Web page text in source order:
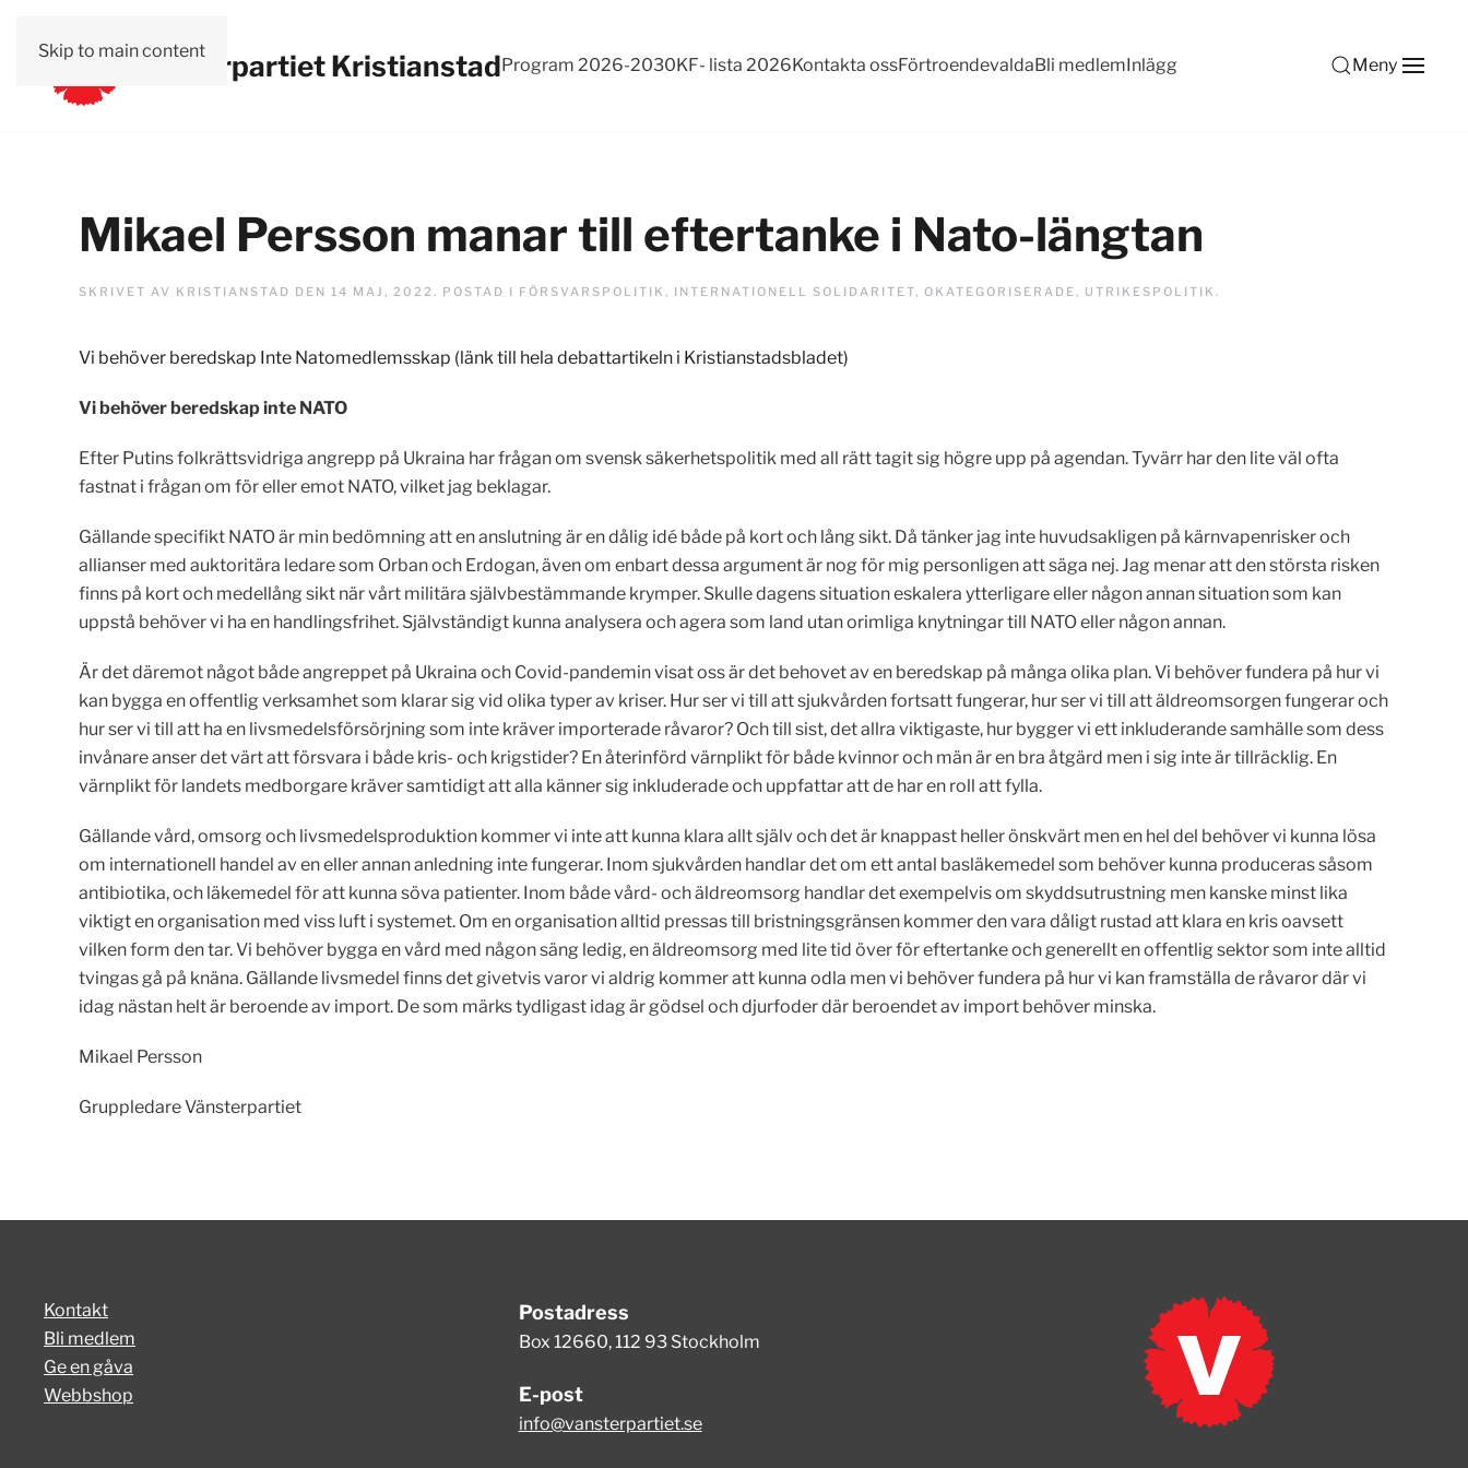
Skip to main contentVänsterpartiet KristianstadProgram 2026-2030KF- lista 2026Kontakta ossFörtroendevaldaBli medlemInlägg Meny
Mikael Persson manar till eftertanke i Nato-längtan
SKRIVET AV KRISTIANSTAD DEN 14 MAJ, 2022 . POSTAD I FÖRSVARSPOLITIK , INTERNATIONELL SOLIDARITET, OKATEGORISERADE, UTRIKESPOLITIK .
Vi behöver beredskap Inte Natomedlemsskap (länk till hela debattartikeln i Kristianstadsbladet)
Vi behöver beredskap inte NATO
Efter Putins folkrättsvidriga angrepp på Ukraina har frågan om svensk säkerhetspolitik med all rätt tagit sig högre upp på agendan. Tyvärr har den lite väl ofta
fastnat i frågan om för eller emot NATO, vilket jag beklagar.
Gällande specifikt NATO är min bedömning att en anslutning är en dålig idé både på kort och lång sikt. Då tänker jag inte huvudsakligen på kärnvapenrisker och
allianser med auktoritära ledare som Orban och Erdogan, även om enbart dessa argument är nog för mig personligen att säga nej. Jag menar att den största risken
finns på kort och medellång sikt när vårt militära självbestämmande krymper. Skulle dagens situation eskalera ytterligare eller någon annan situation som kan
uppstå behöver vi ha en handlingsfrihet. Självständigt kunna analysera och agera som land utan orimliga knytningar till NATO eller någon annan.
Är det däremot något både angreppet på Ukraina och Covid-pandemin visat oss är det behovet av en beredskap på många olika plan. Vi behöver fundera på hur vi
kan bygga en offentlig verksamhet som klarar sig vid olika typer av kriser. Hur ser vi till att sjukvården fortsatt fungerar, hur ser vi till att äldreomsorgen fungerar och
hur ser vi till att ha en livsmedelsförsörjning som inte kräver importerade råvaror? Och till sist, det allra viktigaste, hur bygger vi ett inkluderande samhälle som dess
invånare anser det värt att försvara i både kris- och krigstider? En återinförd värnplikt för både kvinnor och män är en bra åtgärd men i sig inte är tillräcklig. En
värnplikt för landets medborgare kräver samtidigt att alla känner sig inkluderade och uppfattar att de har en roll att fylla.
Gällande vård, omsorg och livsmedelsproduktion kommer vi inte att kunna klara allt själv och det är knappast heller önskvärt men en hel del behöver vi kunna lösa
om internationell handel av en eller annan anledning inte fungerar. Inom sjukvården handlar det om ett antal basläkemedel som behöver kunna produceras såsom
antibiotika, och läkemedel för att kunna söva patienter. Inom både vård- och äldreomsorg handlar det exempelvis om skyddsutrustning men kanske minst lika
viktigt en organisation med viss luft i systemet. Om en organisation alltid pressas till bristningsgränsen kommer den vara dåligt rustad att klara en kris oavsett
vilken form den tar. Vi behöver bygga en vård med någon säng ledig, en äldreomsorg med lite tid över för eftertanke och generellt en offentlig sektor som inte alltid
tvingas gå på knäna. Gällande livsmedel finns det givetvis varor vi aldrig kommer att kunna odla men vi behöver fundera på hur vi kan framställa de råvaror där vi
idag nästan helt är beroende av import. De som märks tydligast idag är gödsel och djurfoder där beroendet av import behöver minska.
Mikael Persson
Gruppledare Vänsterpartiet
Kontakt
Bli medlem
Ge en gåva
Webbshop
Postadress
Box 12660, 112 93 Stockholm
E-post
info@vansterpartiet.se